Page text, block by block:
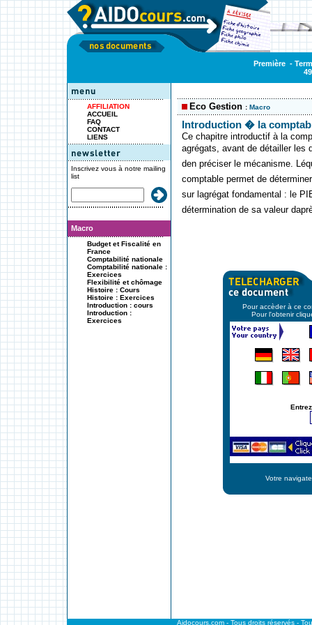
Première-
AFFILIATION
ACCUEIL
FAQ
CONTACT
LIENS
Inscrivez vous à notre mailing
list
Macro
Budget et Fiscalité en
France
Comptabilité nationale
Comptabilité nationale :
Exercices
Flexibilité et chômage
Histoire : Cours
Histoire : Exercices
Introduction : cours
Introduction :
Exercices
Eco Gestion : Macro
Introduction � la
Ce chapitre introductif à la
agrégats, avant de détailler les
den préciser le mécanisme.
comptable permet de
sur lagrégat fondamental : le
détermination de sa valeur
Pour accèder à ce
Pour l'obtenir
Votre
Aidocours.com - Tous droits réservés -